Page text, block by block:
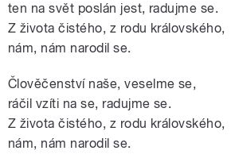
ten na svět poslán jest, radujme se.
Z života čistého, z rodu královského,
nám, nám narodil se.
Člověčenství naše, veselme se,
ráčil vzíti na se, radujme se.
Z života čistého, z rodu královského,
nám, nám narodil se.